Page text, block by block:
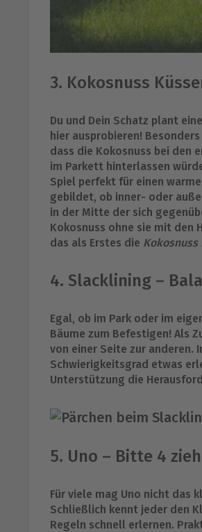
3. Kokosnuss
Du und Dein Schatz plant
hier ausprobieren!
dass die Kokosnuss bei den
im Parkett hinterlassen
Spiel perfekt für einen
gebildet, ob inner- oder
in der Mitte der sich
Kokosnuss ohne sie mit den
das als Erstes die Kokosnuss
4. Slacklining –
Egal, ob im Park oder im
Bäume zum Befestigen! Als
von einer Seite zur anderen.
Schwierigkeitsgrad etwas
Unterstützung die
5. Uno – Bitte 4
Für viele mag Uno nicht das
Schließlich kennt jeder den
Regeln schnell erlernen.